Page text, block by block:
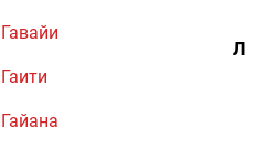
Гавайи
Гаити
Гайана
Л